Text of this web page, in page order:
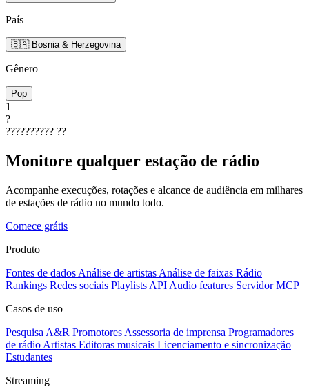
País
🇧🇦 Bosnia & Herzegovina
Gênero
Pop
1
?
?????????? ??
Monitore qualquer estação de rádio
Acompanhe execuções, rotações e alcance de audiência em milhares
de estações de rádio no mundo todo.
Comece grátis
Produto
Fontes de dados Análise de artistas Análise de faixas Rádio
Rankings Redes sociais Playlists API Audio features Servidor MCP
Casos de uso
Pesquisa A&R Promotores Assessoria de imprensa Programadores
de rádio Artistas Editoras musicais Licenciamento e sincronização
Estudantes
Streaming